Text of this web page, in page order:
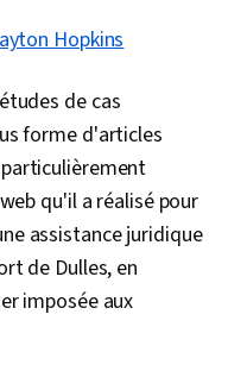
Hopkins
de cas
forme d'articles
qu'il a réalisé pour
assistance juridique
de Dulles, en
imposée aux